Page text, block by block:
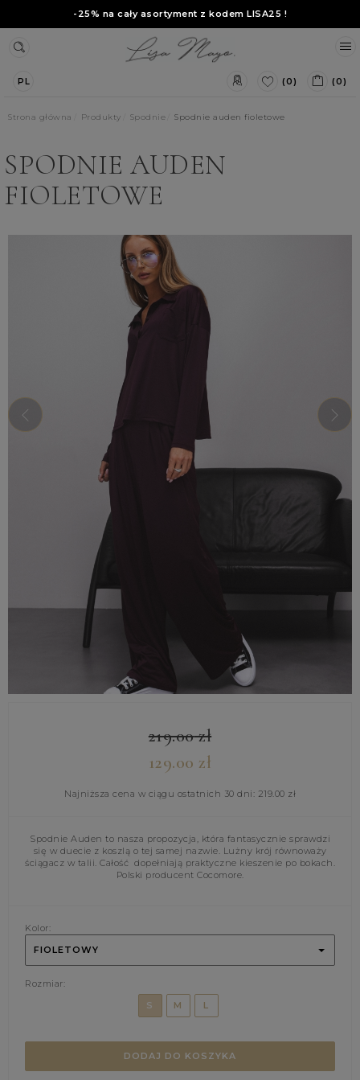
-25% na cały asortyment z kodem LISA25 !
PL (0) (0)
Strona główna Produkty Spodnie Spodnie auden fioletowe
SPODNIE AUDEN
FIOLETOWE
219.00zł
129.00 zł
Najniższa cena w ciągu ostatnich 30 dni: 219.00 zł
Spodnie Auden to nasza propozycja, która fantasycznie sprawdzi
się w duecie z koszlą o tej samej nazwie. Lużny krój równoważy
ściągacz w talii. Całość dopełniają praktyczne kieszenie po bokach.
Polski producent Cocomore.
Kolor:
FIOLETOWY
Rozmiar:
S
M L
DODAJ DO KOSZYKA